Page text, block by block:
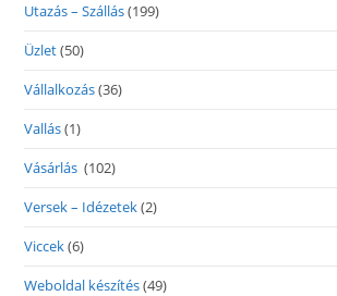
Utazás – Szállás(199)
Üzlet(50)
Vállalkozás(36)
Vallás(1)
Vásárlás (102)
Versek – Idézetek(2)
Viccek(6)
Weboldal készítés(49)